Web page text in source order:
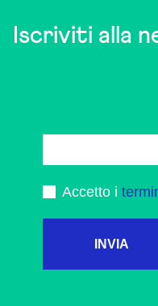
Iscriviti alla
Accetto i
INVIA